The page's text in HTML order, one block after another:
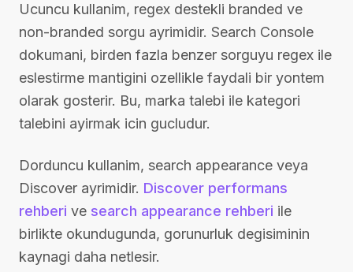
Ucuncu kullanim, regex destekli branded ve
non-branded sorgu ayrimidir. Search Console
dokumani, birden fazla benzer sorguyu regex ile
eslestirme mantigini ozellikle faydali bir yontem
olarak gosterir. Bu, marka talebi ile kategori
talebini ayirmak icin gucludur.
Dorduncu kullanim, search appearance veya
Discover ayrimidir. Discover performans
rehberi ve search appearance rehberi ile
birlikte okundugunda, gorunurluk degisiminin
kaynagi daha netlesir.